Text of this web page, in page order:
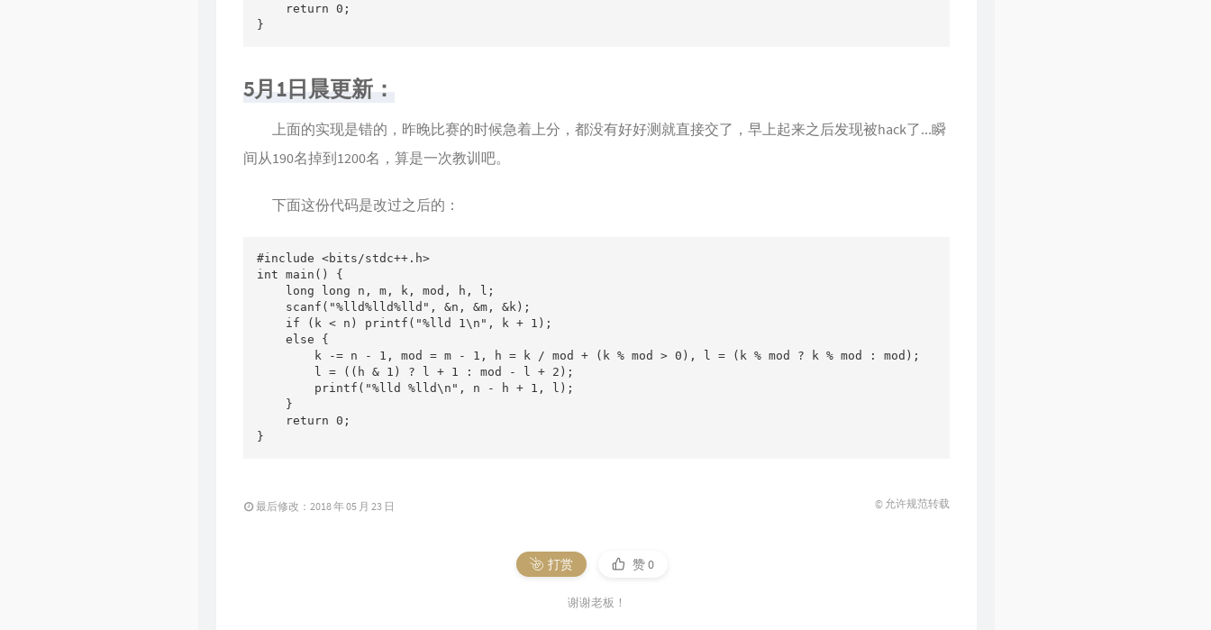
    return 0;
}
5月1日晨更新：
上面的实现是错的，昨晚比赛的时候急着上分，都没有好好测就直接交了，早上起来之后发现被hack了...瞬
间从190名掉到1200名，算是一次教训吧。
下面这份代码是改过之后的：
#include <bits/stdc++.h>
int main() {
    long long n, m, k, mod, h, l;
    scanf("%lld%lld%lld", &n, &m, &k);
    if (k < n) printf("%lld 1\n", k + 1);
    else {
        k -= n - 1, mod = m - 1, h = k / mod + (k % mod > 0), l = (k % mod ? k % mod : mod);
        l = ((h & 1) ? l + 1 : mod - l + 2);
        printf("%lld %lld\n", n - h + 1, l);
    }
    return 0;
}
最后修改：2018 年 05 月 23 日 © 允许规范转载
打赏 赞0
谢谢老板！